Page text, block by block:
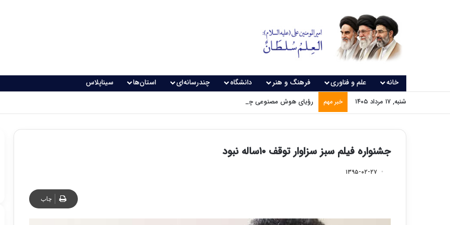
خانه علم و فناوری فرهنگ و هنر دانشگاه چندرسانه‌ای استان‌ها سیناپلاس
شنبه, ۱۷ مرداد ۱۴۰۵ خبر مهم رؤیای هوش مصنوعی چه زمانی واقعی می‌شود؟
جشنواره فیلم سبز سزاوار توقف ۱۰ساله نبود
۱۳۹۵-۰۲-۲۷
چاپ